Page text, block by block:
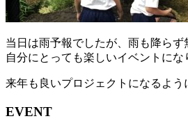
当日は雨予報でしたが、雨も降らず
自分にとっても楽しいイベントにな
来年も良いプロジェクトになるよう
EVENT